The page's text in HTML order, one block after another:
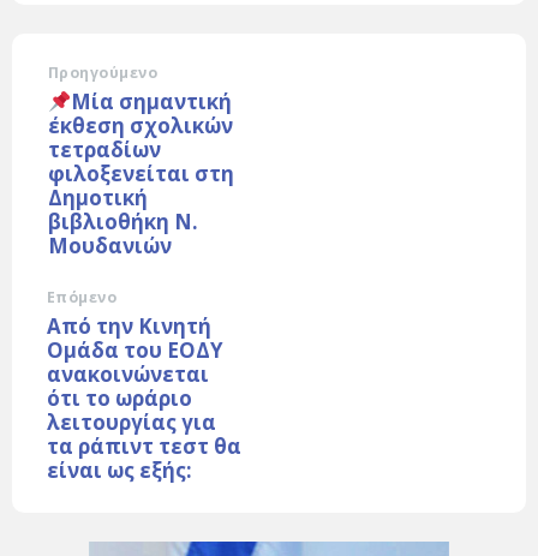
Προηγούμενο
Μία σημαντική
έκθεση σχολικών
τετραδίων
φιλοξενείται στη
Δημοτική
βιβλιοθήκη Ν.
Μουδανιών
Επόμενο
Από την Κινητή
Ομάδα του ΕΟΔΥ
ανακοινώνεται
ότι το ωράριο
λειτουργίας για
τα ράπιντ τεστ θα
είναι ως εξής: